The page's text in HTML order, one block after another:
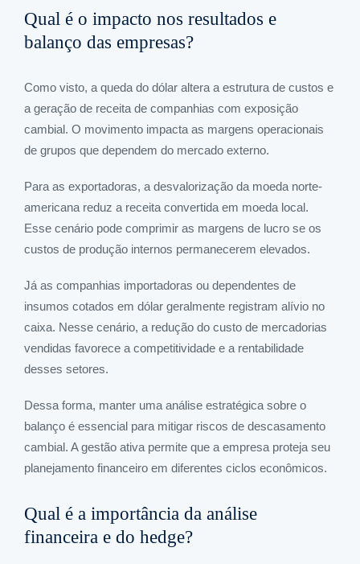
Qual é o impacto nos resultados e
balanço das empresas?
Como visto, a queda do dólar altera a estrutura de custos e
a geração de receita de companhias com exposição
cambial. O movimento impacta as margens operacionais
de grupos que dependem do mercado externo.
Para as exportadoras, a desvalorização da moeda norte-
americana reduz a receita convertida em moeda local.
Esse cenário pode comprimir as margens de lucro se os
custos de produção internos permanecerem elevados.
Já as companhias importadoras ou dependentes de
insumos cotados em dólar geralmente registram alívio no
caixa. Nesse cenário, a redução do custo de mercadorias
vendidas favorece a competitividade e a rentabilidade
desses setores.
Dessa forma, manter uma análise estratégica sobre o
balanço é essencial para mitigar riscos de descasamento
cambial. A gestão ativa permite que a empresa proteja seu
planejamento financeiro em diferentes ciclos econômicos.
Qual é a importância da análise
financeira e do hedge?